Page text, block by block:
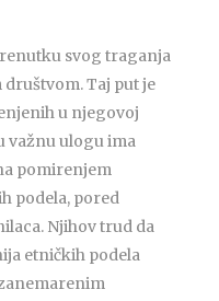
svog traganja
Taj put je
u njegovoj
važnu ulogu ima
pomirenjem
podela, pored
Njihov trud da
etničkih podela